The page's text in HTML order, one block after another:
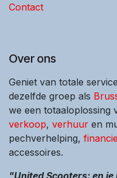
Contact
Over ons
Geniet van totale
dezelfde groep als
we een totaaloplossing
verkoop, verhuur en
pechverhelping,
accessoires.
"United Scooters: en